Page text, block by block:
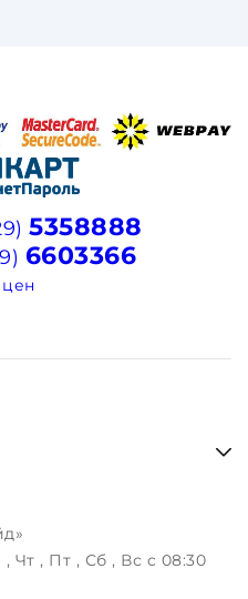
5358888
6603366
Чт , Пт , Сб , Вс c 08:30